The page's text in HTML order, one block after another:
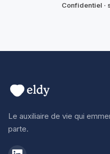
Confidentiel ·
Le auxiliaire de vie qui
parte.